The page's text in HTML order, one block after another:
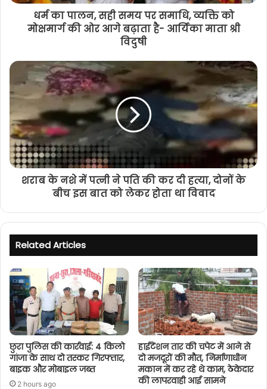
धर्म का पालन, सही समय पर समाधि, व्यक्ति को
मोक्षमार्ग की ओर आगे बढ़ाता है- आर्यिका माता श्री
विदुषी
शराब के नशे में पत्नी ने पति की कर दी हत्या, दोनों के
बीच इस बात को लेकर होता था विवाद
Related Articles
छुरा पुलिस की कार्रवाई: 4 किलो
गांजा के साथ दो तस्कर गिरफ्तार,
बाइक और मोबाइल जब्त
2 hours ago
हाईटेंशन तार की चपेट में आने से
दो मजदूरों की मौत, निर्माणाधीन
मकान में कर रहे थे काम, ठेकेदार
की लापरवाही आई सामने